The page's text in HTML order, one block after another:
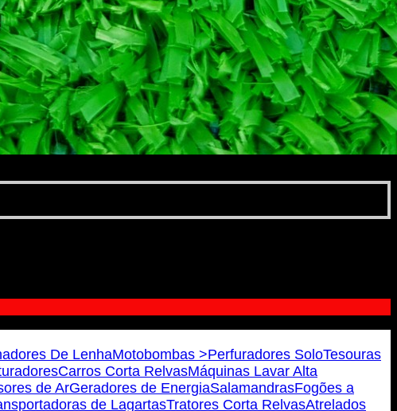
De LenhaMotobombas >Perfuradores SoloTesouras
Carros Corta RelvasMáquinas Lavar Alta
de ArGeradores de EnergiaSalamandrasFogões a
de LagartasTratores Corta RelvasAtrelados